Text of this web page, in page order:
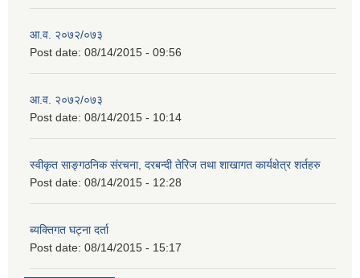
आ.व. २०७२/०७३
Post date: 08/14/2015 - 09:56
आ.व. २०७२/०७३
Post date: 08/14/2015 - 10:14
स्वीकृत साङ्गठनिक संरचना, दरबन्दी तेरिज तथा शाखागत कार्यक्षेत्र शर्तहरु
Post date: 08/14/2015 - 12:28
ब्यक्तिगत घट्ना दर्ता
Post date: 08/14/2015 - 15:17